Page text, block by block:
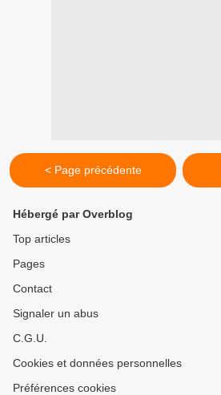
< Page précédente
Hébergé par Overblog
Top articles
Pages
Contact
Signaler un abus
C.G.U.
Cookies et données personnelles
Préférences cookies